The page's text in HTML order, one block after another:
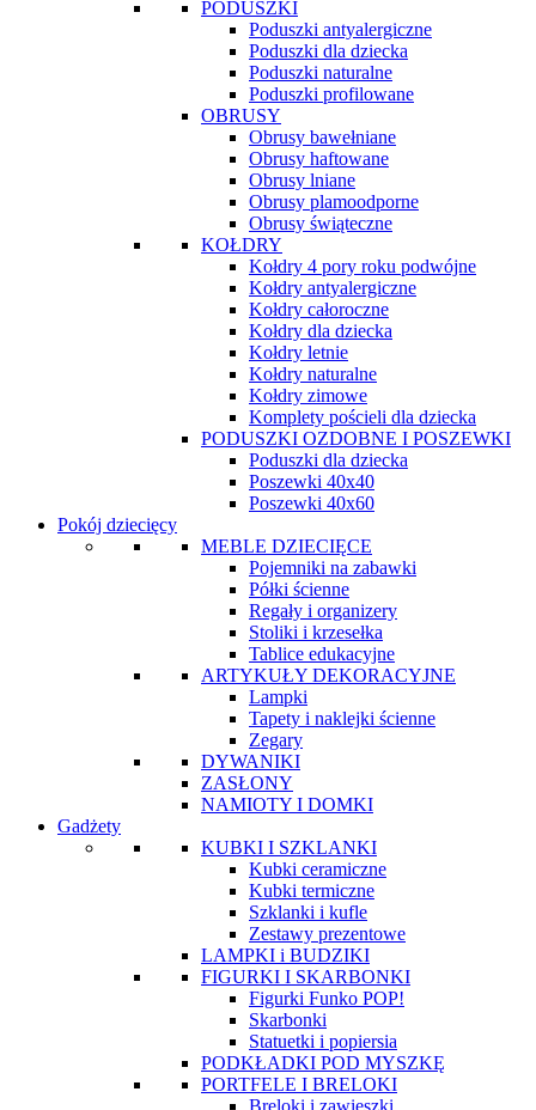
PODUSZKI
Poduszki antyalergiczne
Poduszki dla dziecka
Poduszki naturalne
Poduszki profilowane
OBRUSY
Obrusy bawełniane
Obrusy haftowane
Obrusy lniane
Obrusy plamoodporne
Obrusy świąteczne
KOŁDRY
Kołdry 4 pory roku podwójne
Kołdry antyalergiczne
Kołdry całoroczne
Kołdry dla dziecka
Kołdry letnie
Kołdry naturalne
Kołdry zimowe
Komplety pościeli dla dziecka
PODUSZKI OZDOBNE I POSZEWKI
Poduszki dla dziecka
Poszewki 40x40
Poszewki 40x60
Pokój dziecięcy
MEBLE DZIECIĘCE
Pojemniki na zabawki
Półki ścienne
Regały i organizery
Stoliki i krzesełka
Tablice edukacyjne
ARTYKUŁY DEKORACYJNE
Lampki
Tapety i naklejki ścienne
Zegary
DYWANIKI
ZASŁONY
NAMIOTY I DOMKI
Gadżety
KUBKI I SZKLANKI
Kubki ceramiczne
Kubki termiczne
Szklanki i kufle
Zestawy prezentowe
LAMPKI i BUDZIKI
FIGURKI I SKARBONKI
Figurki Funko POP!
Skarbonki
Statuetki i popiersia
PODKŁADKI POD MYSZKĘ
PORTFELE I BRELOKI